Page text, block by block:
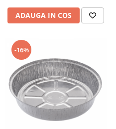
ADAUGA IN COS
-16%